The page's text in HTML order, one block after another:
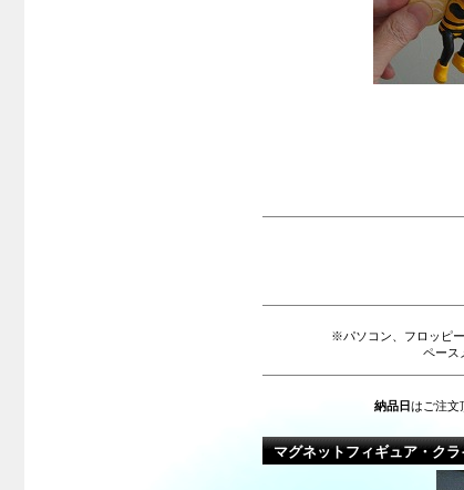
※パソコン、フロッピ
ペース
納品日はご注文
マグネットフィギュア・ク